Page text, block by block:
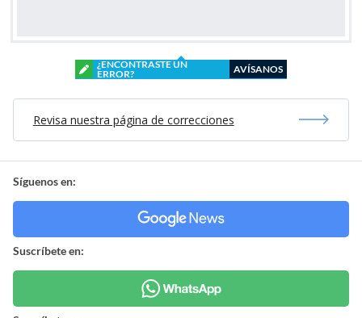
¿ENCONTRASTE UN
ERROR?
AVÍSANOS
Revisa nuestra página de correcciones
Síguenos en:
Suscríbete en: